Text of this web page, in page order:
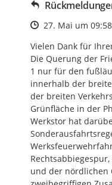
Zeitpunkt des
27. Mai um 09:58
Vielen Dank für
Die Querung der
1 nur für den
innerhalb der
der breiten
Grünfläche in der
Werkstor hat
und der nördlichen